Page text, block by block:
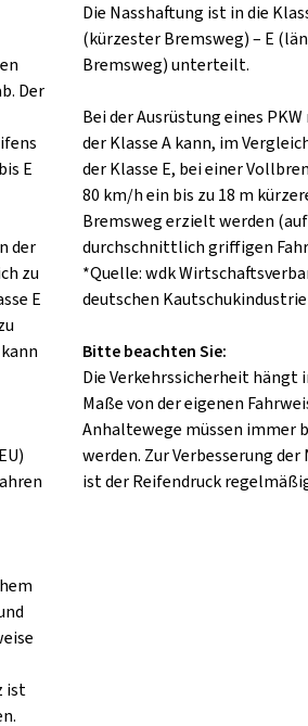
Der
E
der
zu
E
ist
Die Nasshaftung ist in die
(kürzester Bremsweg) – E
Bremsweg) unterteilt.
Bei der Ausrüstung eines
der Klasse A kann, im
der Klasse E, bei einer
80 km/h ein bis zu 18 m
Bremsweg erzielt werden
durchschnittlich griffigen
*Quelle: wdk
deutschen Kautschukindustrie
Bitte beachten Sie:
Die Verkehrssicherheit hängt
Maße von der eigenen
Anhaltewege müssen immer
werden. Zur Verbesserung
ist der Reifendruck